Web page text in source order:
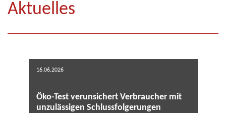
Aktuelles
16.06.2026
Öko-Test verunsichert Verbraucher mit
unzulässigen Schlussfolgerungen